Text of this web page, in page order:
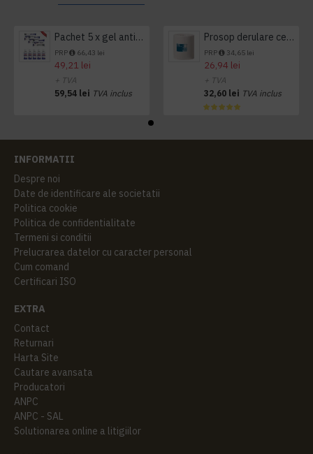
Pachet 5 x gel antibacterian 50ml si 3 x Servetele antibacteriene 48 buc Hygienium
PRP 66,43 lei
49,21 lei
+ TVA
59,54 lei TVA inclus
Prosop derulare centrala 1 pliu, 300 m Tork
PRP 34,65 lei
26,94 lei
+ TVA
32,60 lei TVA inclus
INFORMATII
Despre noi
Date de identificare ale societatii
Politica cookie
Politica de confidentialitate
Termeni si conditii
Prelucrarea datelor cu caracter personal
Cum comand
Certificari ISO
EXTRA
Contact
Returnari
Harta Site
Cautare avansata
Producatori
ANPC
ANPC - SAL
Solutionarea online a litigiilor